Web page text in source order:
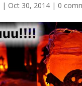
| Oct 30, 2014| 0